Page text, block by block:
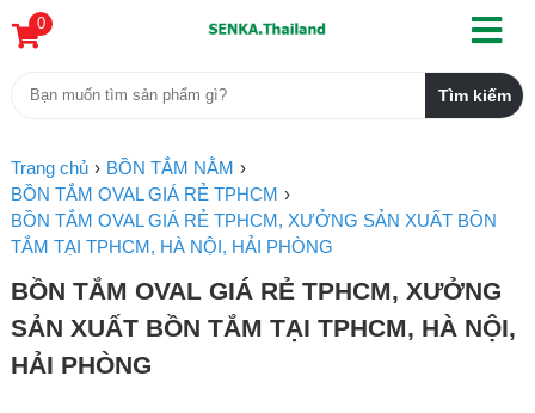
0
Trang chủ
BỒN TẮM NẰM
BỒN TẮM OVAL GIÁ RẺ TPHCM
BỒN TẮM OVAL GIÁ RẺ TPHCM, XƯỞNG SẢN XUẤT BỒN
TẮM TẠI TPHCM, HÀ NỘI, HẢI PHÒNG
BỒN TẮM OVAL GIÁ RẺ TPHCM, XƯỞNG
SẢN XUẤT BỒN TẮM TẠI TPHCM, HÀ NỘI,
HẢI PHÒNG